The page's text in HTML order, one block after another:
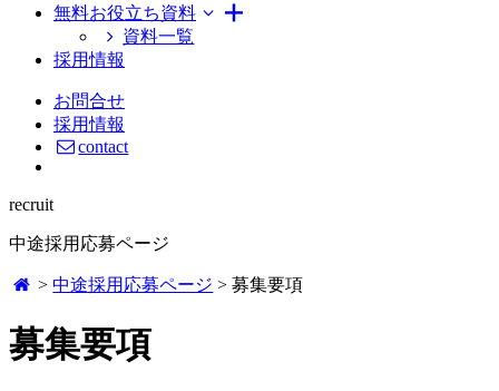
無料お役立ち資料
資料一覧
採用情報
お問合せ
採用情報
contact
recruit
中途採用応募ページ
>中途採用応募ページ >募集要項
募集要項